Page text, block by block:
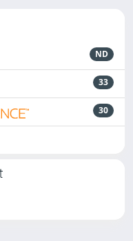
ND
33
30